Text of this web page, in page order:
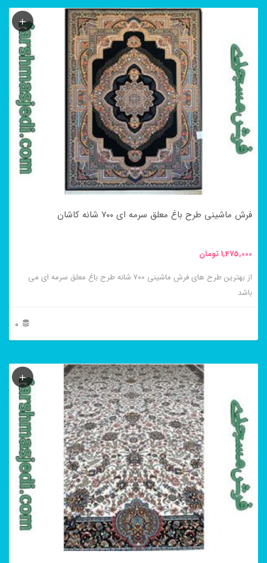
محصول
مختلفی
باشد.
گزینه
ها
صفحه
انتخاب
شوند
فرش ماشینی طرح باغ معلق سرمه ای ۷۰۰ شانه کاشان
1,475,000تومان
از بهترین طرح های فرش ماشینی ۷۰۰ شانه طرح باغ معلق سرمه ای می
باشد
0
محصول
مختلفی
باشد.
گزینه
ها